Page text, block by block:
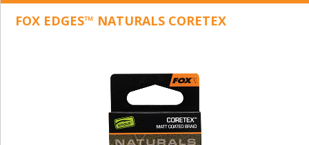
FOX EDGES™ NATURALS CORETEX